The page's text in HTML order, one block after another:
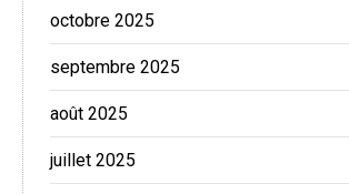
octobre 2025
septembre 2025
août 2025
juillet 2025